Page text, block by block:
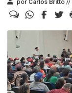
por Carlos Britto //